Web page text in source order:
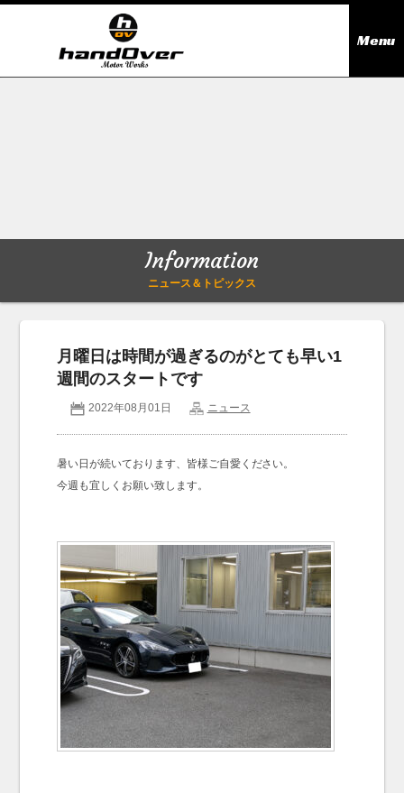
Menu
Company outline
会社概要
アクセス
お問い合わせ
Information
ニュース＆トピックス
月曜日は時間が過ぎるのがとても早い1
週間のスタートです
2022年08月01日 ニュース
暑い日が続いております、皆様ご自愛ください。
今週も宜しくお願い致します。